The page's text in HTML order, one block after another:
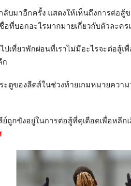
บมาอีกครั้ง แสดงให้เห็นถึงการต่อสู้
อที่บอกอะไรมากมายเกี่ยวกับตัวละคร
ปเที่ยวพักผ่อนที่เราไม่มีอะไรจะต่อสู้เ
ก
ตูของลีดส์ในช่วงท้ายเกมหมายควา
ย์ถูกขังอยู่ในการต่อสู้ที่ดุเดือดเพื่อหลี